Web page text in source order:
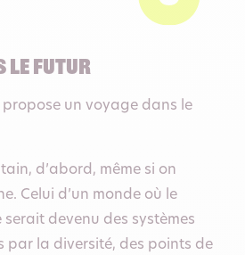
le futur
propose un voyage dans le
d’abord, même si on
Celui d’un monde où le
devenu des systèmes
par la diversité, des points de